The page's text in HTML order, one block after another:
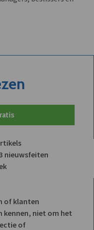
nieuwsfeiten
of klanten
kennen, niet om het
of